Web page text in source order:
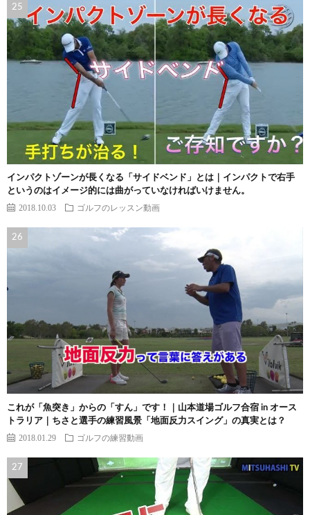
インパクトゾーンが長くなる「サイドベンド」とは｜インパクトで右手
というのはイメージ的には曲がっていなければいけません。
2018.10.03 ゴルフのレッスン動画
これが「魚突き」からの「すん」です！｜山本道場ゴルフ合宿 in オース
トラリア｜ちさと選手の練習風景「地面反力スイング」の真実とは？
2018.01.29 ゴルフの練習動画